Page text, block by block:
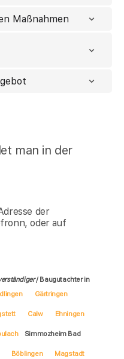
Maßnahmen
man in der
der
oder auf
/ Baugutachter in
Gärtringen
Calw Ehningen
Simmozheim Bad
Böblingen Magstadt